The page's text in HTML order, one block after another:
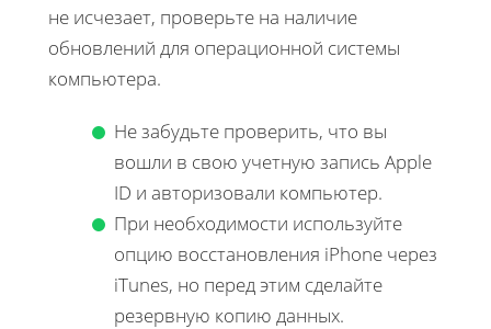
не исчезает, проверьте на наличие
обновлений для операционной системы
компьютера.
Не забудьте проверить, что вы
вошли в свою учетную запись Apple
ID и авторизовали компьютер.
При необходимости используйте
опцию восстановления iPhone через
iTunes, но перед этим сделайте
резервную копию данных.